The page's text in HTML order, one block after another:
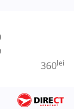
360lei